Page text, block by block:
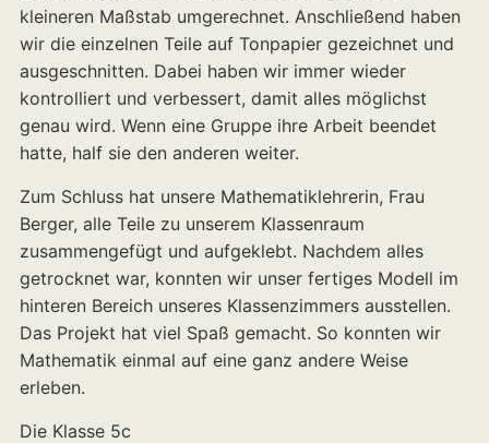
kleineren Maßstab umgerechnet. Anschließend haben
wir die einzelnen Teile auf Tonpapier gezeichnet und
ausgeschnitten. Dabei haben wir immer wieder
kontrolliert und verbessert, damit alles möglichst
genau wird. Wenn eine Gruppe ihre Arbeit beendet
hatte, half sie den anderen weiter.
Zum Schluss hat unsere Mathematiklehrerin, Frau
Berger, alle Teile zu unserem Klassenraum
zusammengefügt und aufgeklebt. Nachdem alles
getrocknet war, konnten wir unser fertiges Modell im
hinteren Bereich unseres Klassenzimmers ausstellen.
Das Projekt hat viel Spaß gemacht. So konnten wir
Mathematik einmal auf eine ganz andere Weise
erleben.
Die Klasse 5c